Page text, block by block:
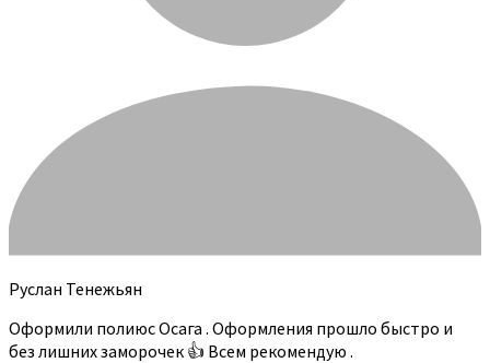
Руслан Тенежьян
Оформили полиюс Осага . Оформления прошло быстро и
без лишних заморочек 👍 Всем рекомендую .